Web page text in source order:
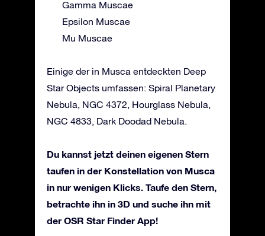
Gamma Muscae
Epsilon Muscae
Mu Muscae
Einige der in Musca entdeckten Deep
Star Objects umfassen: Spiral Planetary
Nebula, NGC 4372, Hourglass Nebula,
NGC 4833, Dark Doodad Nebula.
Du kannst jetzt deinen eigenen Stern
taufen in der Konstellation von Musca
in nur wenigen Klicks. Taufe den Stern,
betrachte ihn in 3D und suche ihn mit
der OSR Star Finder App!